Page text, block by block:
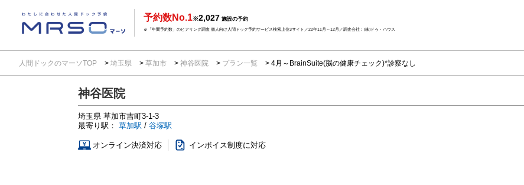
予約数No.1※2,027 施設の予約
※「年間予約数」のヒアリング調査 個人向け人間ドック予約サービス検索上位3サイト／22年11月～12月／調査会社：(株)ドゥ・ハウス
人間ドックのマーソTOP 埼玉県 草加市 神谷医院 プラン一覧 4月～BrainSuite(脳の健康チェック)*診察なし
神谷医院
埼玉県 草加市吉町3-1-3
最寄り駅： 草加駅 / 谷塚駅
オンライン決済対応 インボイス制度に対応